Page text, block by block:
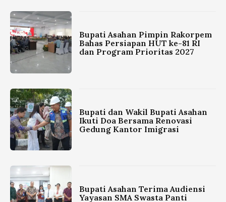
Bupati Asahan Pimpin Rakorpem
Bahas Persiapan HUT ke-81 RI
dan Program Prioritas 2027
Bupati dan Wakil Bupati Asahan
Ikuti Doa Bersama Renovasi
Gedung Kantor Imigrasi
Bupati Asahan Terima Audiensi
Yayasan SMA Swasta Panti